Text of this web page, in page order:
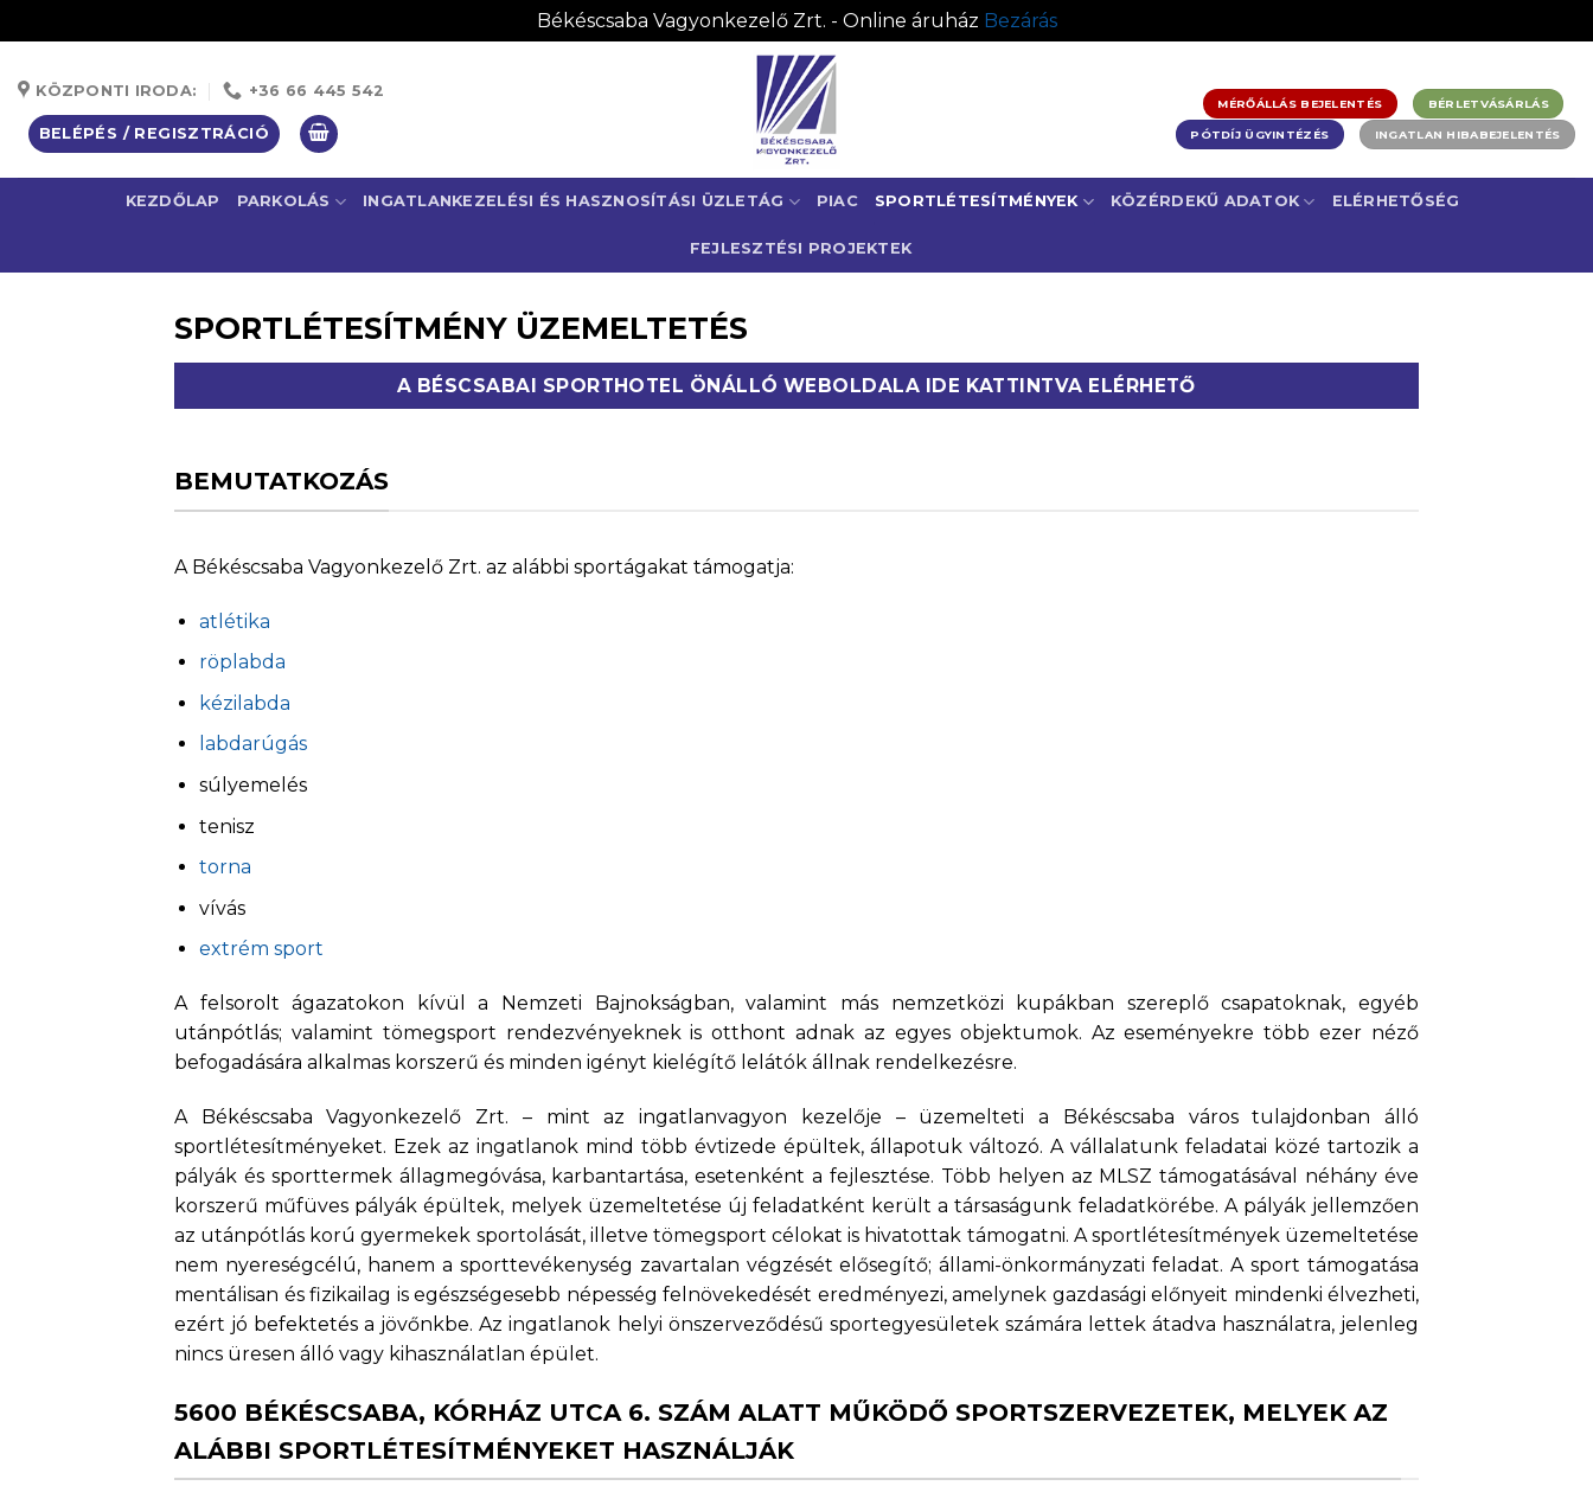
Békéscsaba Vagyonkezelő Zrt. - Online áruház Bezárás
to
content
KÖZPONTI IRODA: +36 66 445 542
BELÉPÉS / REGISZTRÁCIÓ
MÉRŐÁLLÁS BEJELENTÉS BÉRLETVÁSÁRLÁS
PÓTDÍJ ÜGYINTÉZÉS INGATLAN HIBABEJELENTÉS
KEZDŐLAP PARKOLÁS INGATLANKEZELÉSI ÉS HASZNOSÍTÁSI ÜZLETÁG PIAC SPORTLÉTESÍTMÉNYEK KÖZÉRDEKŰ ADATOK ELÉRHETŐSÉG
FEJLESZTÉSI PROJEKTEK
SPORTLÉTESÍTMÉNY ÜZEMELTETÉS
A BÉSCSABAI SPORTHOTEL ÖNÁLLÓ WEBOLDALA IDE KATTINTVA ELÉRHETŐ
BEMUTATKOZÁS
A Békéscsaba Vagyonkezelő Zrt. az alábbi sportágakat támogatja:
atlétika
röplabda
kézilabda
labdarúgás
súlyemelés
tenisz
torna
vívás
extrém sport
A felsorolt ágazatokon kívül a Nemzeti Bajnokságban, valamint más nemzetközi kupákban szereplő csapatoknak, egyéb
utánpótlás; valamint tömegsport rendezvényeknek is otthont adnak az egyes objektumok. Az eseményekre több ezer néző
befogadására alkalmas korszerű és minden igényt kielégítő lelátók állnak rendelkezésre.
A Békéscsaba Vagyonkezelő Zrt. – mint az ingatlanvagyon kezelője – üzemelteti a Békéscsaba város tulajdonban álló
sportlétesítményeket. Ezek az ingatlanok mind több évtizede épültek, állapotuk változó. A vállalatunk feladatai közé tartozik a
pályák és sporttermek állagmegóvása, karbantartása, esetenként a fejlesztése. Több helyen az MLSZ támogatásával néhány éve
korszerű műfüves pályák épültek, melyek üzemeltetése új feladatként került a társaságunk feladatkörébe. A pályák jellemzően
az utánpótlás korú gyermekek sportolását, illetve tömegsport célokat is hivatottak támogatni. A sportlétesítmények üzemeltetése
nem nyereségcélú, hanem a sporttevékenység zavartalan végzését elősegítő; állami-önkormányzati feladat. A sport támogatása
mentálisan és fizikailag is egészségesebb népesség felnövekedését eredményezi, amelynek gazdasági előnyeit mindenki élvezheti,
ezért jó befektetés a jövőnkbe. Az ingatlanok helyi önszerveződésű sportegyesületek számára lettek átadva használatra, jelenleg
nincs üresen álló vagy kihasználatlan épület.
5600 BÉKÉSCSABA, KÓRHÁZ UTCA 6. SZÁM ALATT MŰKÖDŐ SPORTSZERVEZETEK, MELYEK AZ
ALÁBBI SPORTLÉTESÍTMÉNYEKET HASZNÁLJÁK